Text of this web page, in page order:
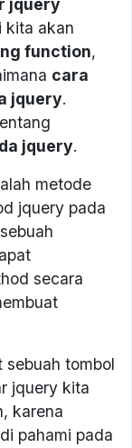
jquery
kita akan
function,
cara
jquery.
jquery.
metode
jquery pada
secara
sebuah tombol
jquery kita
karena
pahami pada